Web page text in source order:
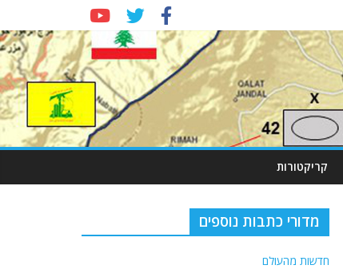
קריקטורות
מדורי כתבות נוספים
חדשות מהעולם